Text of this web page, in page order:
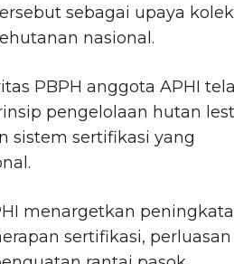
sebagai upaya
nasional.
PBPH anggota APHI
pengelolaan hutan
sistem sertifikasi yang
menargetkan
sertifikasi, perluasan